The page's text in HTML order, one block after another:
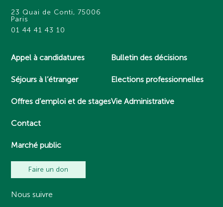
23 Quai de Conti, 75006
Paris
01 44 41 43 10
Appel à candidatures
Séjours à l’étranger
Offres d’emploi et de stages
Contact
Marché public
Bulletin des décisions
Elections professionnelles
Vie Administrative
Faire un don
Nous suivre